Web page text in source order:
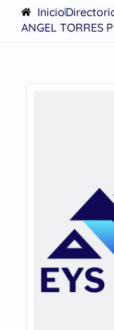
Inicio
ANGEL TORRES